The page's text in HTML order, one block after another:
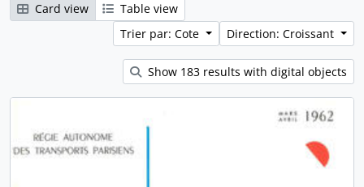
Card view
Table view
Trier par: Cote
Direction: Croissant
Show 183 results with digital objects